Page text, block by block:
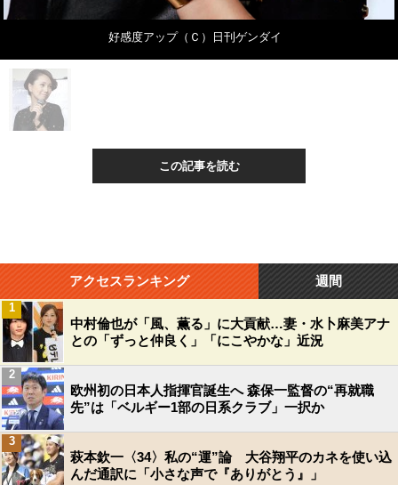
好感度アップ（Ｃ）日刊ゲンダイ
この記事を読む
アクセスランキング 週間
中村倫也が「風、薫る」に大貢献…妻・水卜麻美アナ
との「ずっと仲良く」「にこやかな」近況
1
欧州初の日本人指揮官誕生へ 森保一監督の“再就職
先”は「ベルギー1部の日系クラブ」一択か
2
萩本欽一〈34〉私の“運”論 大谷翔平のカネを使い込
んだ通訳に「小さな声で『ありがとう』」
3